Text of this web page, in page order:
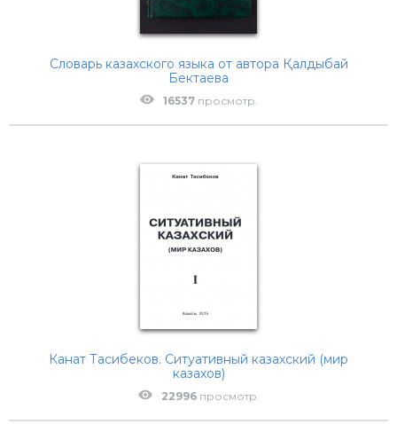
Словарь казахского языка от автора Қалдыбай
Бектаева
16537просмотр.
Канат Тасибеков. Ситуативный казахский (мир
казахов)
22996просмотр.